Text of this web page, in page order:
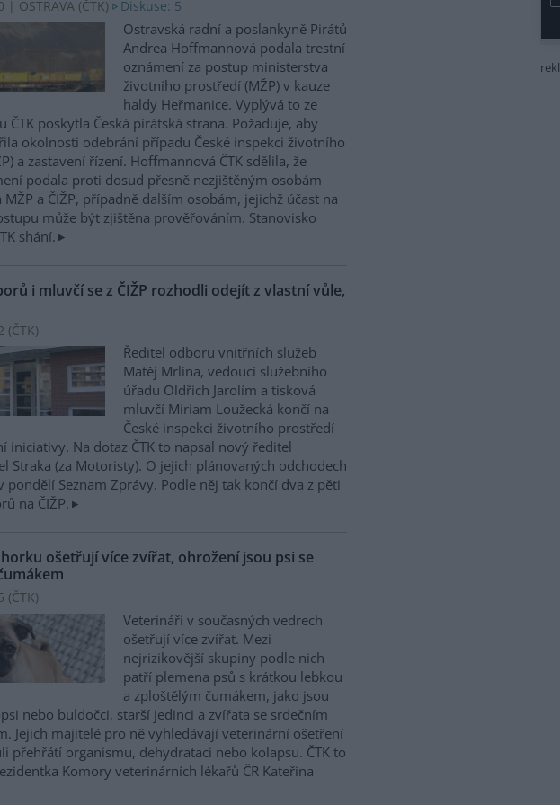
| OSTRAVA (ČTK) Diskuse: 5
Ostravská radní a poslankyně Pirátů
Andrea Hoffmannová podala trestní
oznámení za postup ministerstva
životního prostředí (MŽP) v kauze
haldy Heřmanice. Vyplývá to ze
ČTK poskytla Česká pirátská strana. Požaduje, aby
okolnosti odebrání případu České inspekci životního
a zastavení řízení. Hoffmannová ČTK sdělila, že
podala proti dosud přesně nezjištěným osobám
a ČIŽP, případně dalším osobám, jejichž účast na
může být zjištěna prověřováním. Stanovisko
shání.
i mluvčí se z ČIŽP rozhodli odejít z vlastní vůle,
(ČTK)
Ředitel odboru vnitřních služeb
Matěj Mrlina, vedoucí služebního
úřadu Oldřich Jarolím a tisková
mluvčí Miriam Loužecká končí na
České inspekci životního prostředí
iniciativy. Na dotaz ČTK to napsal nový ředitel
Straka (za Motoristy). O jejich plánovaných odchodech
pondělí Seznam Zprávy. Podle něj tak končí dva z pěti
na ČIŽP.
ošetřují více zvířat, ohrožení jsou psi se
(ČTK)
Veterináři v současných vedrech
ošetřují více zvířat. Mezi
nejrizikovější skupiny podle nich
patří plemena psů s krátkou lebkou
a zploštělým čumákem, jako jsou
nebo buldočci, starší jedinci a zvířata se srdečním
Jejich majitelé pro ně vyhledávají veterinární ošetření
přehřátí organismu, dehydrataci nebo kolapsu. ČTK to
Komory veterinárních lékařů ČR Kateřina